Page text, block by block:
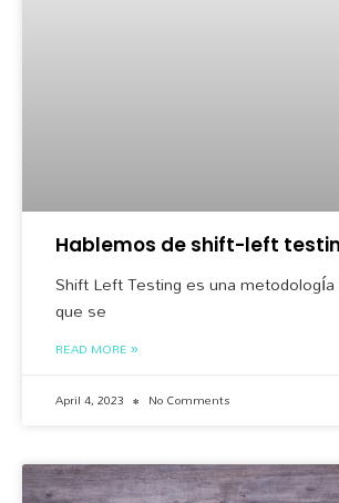
Hablemos de shift-left
Shift Left Testing es una
que se
READ MORE »
April 4, 2023 No Comments